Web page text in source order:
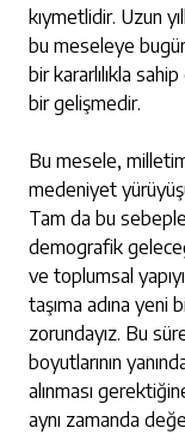
kıymetlidir. Uzun
bu meseleye
bir kararlılıkla
bir gelişmedir.
Bu mesele,
medeniyet
Tam da bu
demografik
ve toplumsal
taşıma adına yeni
zorundayız. Bu
boyutlarının
alınması
aynı zamanda